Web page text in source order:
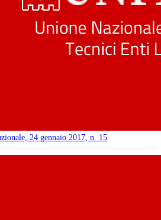
24 gennaio 2017, n. 15